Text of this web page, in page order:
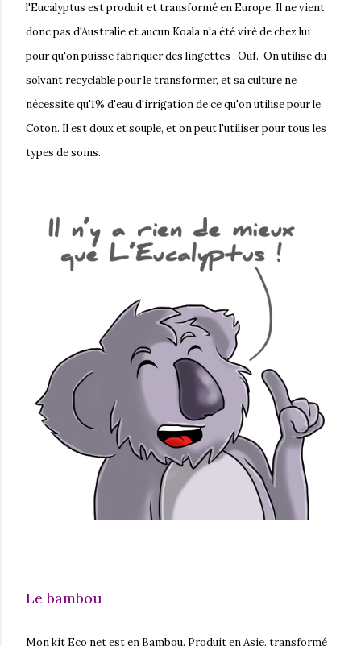
l'Eucalyptus est produit et transformé en Europe. Il ne vient
donc pas d'Australie et aucun Koala n'a été viré de chez lui
pour qu'on puisse fabriquer des lingettes : Ouf. On utilise du
solvant recyclable pour le transformer, et sa culture ne
nécessite qu'1% d'eau d'irrigation de ce qu'on utilise pour le
Coton. Il est doux et souple, et on peut l'utiliser pour tous les
types de soins.
Le bambou
Mon kit Eco net est en Bambou. Produit en Asie, transformé